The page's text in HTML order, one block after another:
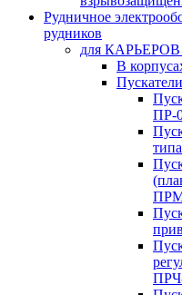
Рудничное
рудников
для
В
ПР-